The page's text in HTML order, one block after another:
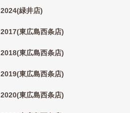
2024(緑井店)
2017(東広島西条店)
2018(東広島西条店)
2019(東広島西条店)
2020(東広島西条店)